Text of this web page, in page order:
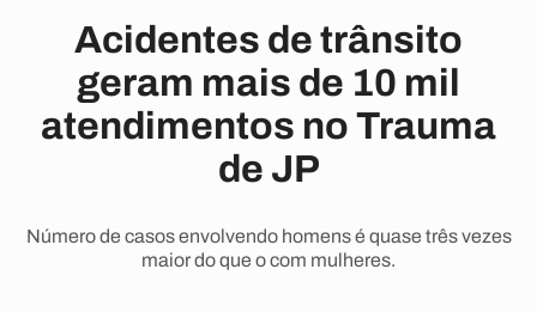
Acidentes de trânsito
geram mais de 10 mil
atendimentos no Trauma
de JP
Número de casos envolvendo homens é quase três vezes
maior do que o com mulheres.